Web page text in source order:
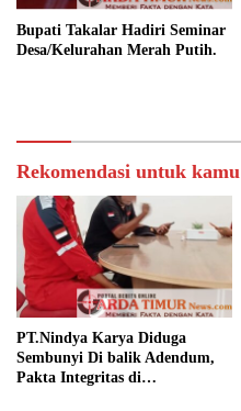
Bupati Takalar Hadiri Seminar
Desa/Kelurahan Merah Putih.
Rekomendasi untuk kamu
PT.Nindya Karya Diduga
Sembunyi Di balik Adendum,
Pakta Integritas di